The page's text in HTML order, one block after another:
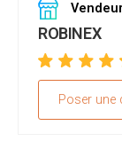
Vendeur
ROBINEX
Poser une